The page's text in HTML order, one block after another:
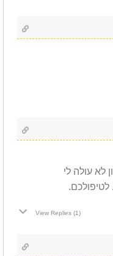
לא עולה לי
View Replies (1)